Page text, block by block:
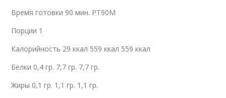
Время готовки 90 мин. PT90M
Порции 1
Калорийность 29 ккал 559 ккал 559 ккал
Белки 0,4 гр. 7,7 гр. 7,7 гр.
Жиры 0,1 гр. 1,1 гр. 1,1 гр.